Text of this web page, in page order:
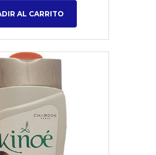
AL CARRITO